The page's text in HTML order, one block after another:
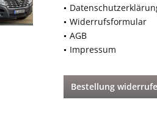
Widerrufsformular
AGB
Impressum
Bestellung